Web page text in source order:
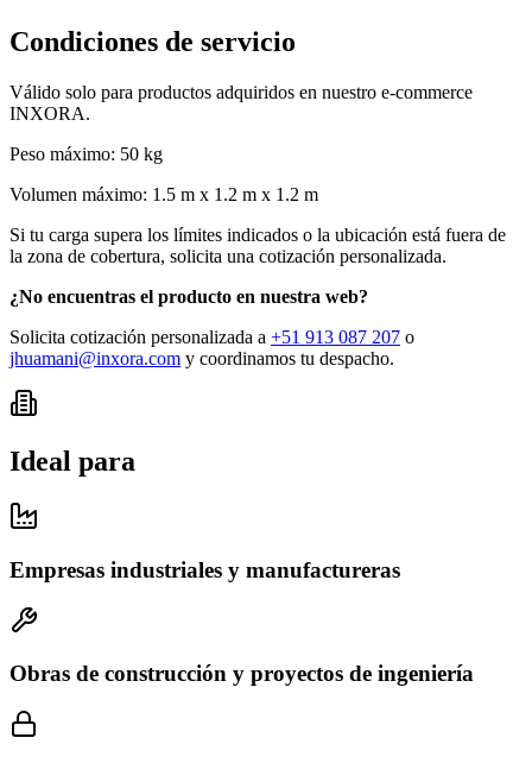
Condiciones de servicio
Válido solo para productos adquiridos en nuestro e-commerce
INXORA.
Peso máximo: 50 kg
Volumen máximo: 1.5 m x 1.2 m x 1.2 m
Si tu carga supera los límites indicados o la ubicación está fuera de
la zona de cobertura, solicita una cotización personalizada.
¿No encuentras el producto en nuestra web?
Solicita cotización personalizada a +51 913 087 207 o
jhuamani@inxora.com y coordinamos tu despacho.
Ideal para
Empresas industriales y manufactureras
Obras de construcción y proyectos de ingeniería